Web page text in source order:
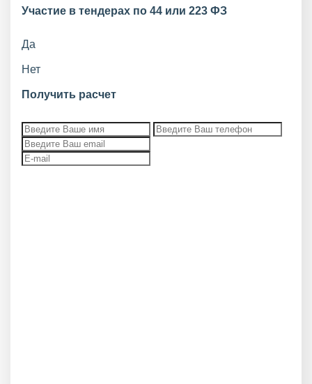
Участие в тендерах по 44 или 223 ФЗ
Да
Нет
Получить расчет